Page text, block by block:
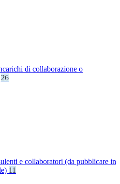
di collaborazione o
26
e collaboratori (da pubblicare in
11